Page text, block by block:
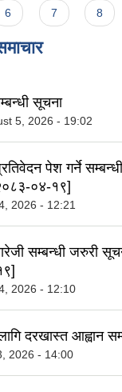
6 7 8
सूचना
5, 2026 - 19:02
पेश गर्ने
०४-१९]
2026 - 12:21
सम्बन्धी जरुरी
2026 - 12:10
दरखास्त आह्वान
2026 - 14:00